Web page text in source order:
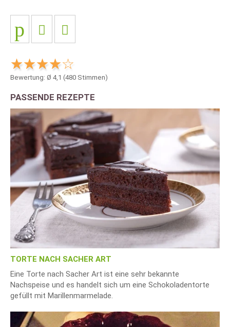
Bewertung: Ø 4,1 (480 Stimmen)
PASSENDE REZEPTE
TORTE NACH SACHER ART
Eine Torte nach Sacher Art ist eine sehr bekannte
Nachspeise und es handelt sich um eine Schokoladentorte
gefüllt mit Marillenmarmelade.